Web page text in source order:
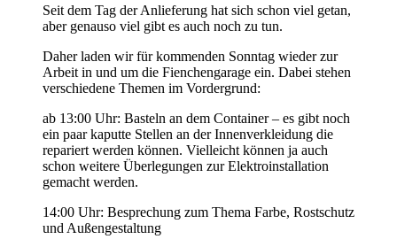
Seit dem Tag der Anlieferung hat sich schon viel getan,
aber genauso viel gibt es auch noch zu tun.
Daher laden wir für kommenden Sonntag wieder zur
Arbeit in und um die Fienchengarage ein. Dabei stehen
verschiedene Themen im Vordergrund:
ab 13:00 Uhr: Basteln an dem Container – es gibt noch
ein paar kaputte Stellen an der Innenverkleidung die
repariert werden können. Vielleicht können ja auch
schon weitere Überlegungen zur Elektroinstallation
gemacht werden.
14:00 Uhr: Besprechung zum Thema Farbe, Rostschutz
und Außengestaltung